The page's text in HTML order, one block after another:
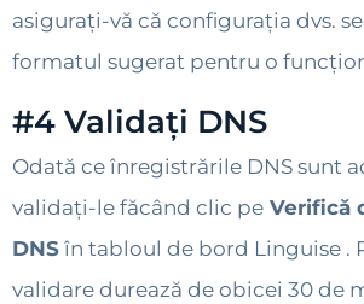
asigurați-vă că configurația dvs.
formatul sugerat pentru o
#4 Validați DNS
Odată ce înregistrările DNS sunt
validați-le făcând clic pe Verifică
DNS în tabloul de bord Linguise .
validare durează de obicei 30 de